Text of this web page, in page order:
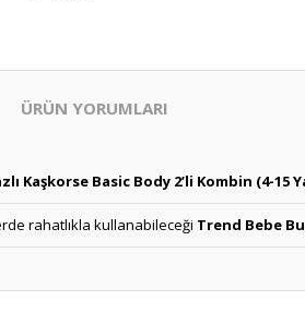
ÜRÜN YORUMLARI
Kaşkorse Basic Body 2’li Kombin (4-15
rahatlıkla kullanabileceği Trend Bebe